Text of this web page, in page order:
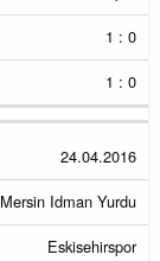
1 : 0
1 : 0
24.04.2016
Mersin Idman Yurdu
Eskisehirspor